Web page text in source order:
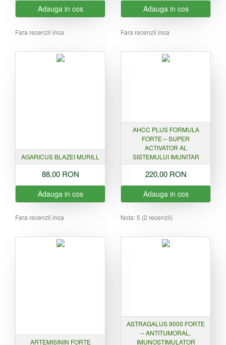
Adauga in cos
Fara recenzii inca
Adauga in cos
Fara recenzii inca
AGARICUS BLAZEI MURILL
88,00 RON
Adauga in cos
Fara recenzii inca
AHCC PLUS FORMULA
FORTE – SUPER
ACTIVATOR AL
SISTEMULUI IMUNITAR
220,00 RON
Adauga in cos
Nota:5 (2 recenzii)
ARTEMISININ FORTE
ASTRAGALUS 9000 FORTE
– ANTITUMORAL,
IMUNOSTIMULATOR